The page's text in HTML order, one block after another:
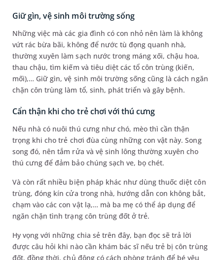
Giữ gìn, vệ sinh môi trường sống
Những việc mà các gia đình có con nhỏ nên làm là không
vứt rác bừa bãi, không để nước tù đọng quanh nhà,
thường xuyên làm sạch nước trong máng xối, chậu hoa,
thau chậu, tìm kiếm và tiêu diệt các tổ côn trùng (kiến,
mối),… Giữ gìn, vệ sinh môi trường sống cũng là cách ngăn
chặn côn trùng làm tổ, sinh, phát triển và gây bệnh.
Cẩn thận khi cho trẻ chơi với thú cưng
Nếu nhà có nuôi thú cưng như chó, mèo thì cần thận
trọng khi cho trẻ chơi đùa cùng những con vật này. Song
song đó, nên tắm rửa và vệ sinh lông thường xuyên cho
thú cưng để đảm bảo chúng sạch ve, bọ chét.
Và còn rất nhiều biện pháp khác như dùng thuốc diệt côn
trùng, đóng kín cửa trong nhà, hướng dẫn con không bắt,
chạm vào các con vật lạ,… mà ba mẹ có thể áp dụng để
ngăn chặn tình trạng côn trùng đốt ở trẻ.
Hy vọng với những chia sẻ trên đây, bạn đọc sẽ trả lời
được câu hỏi khi nào cần khám bác sĩ nếu trẻ bị côn trùng
đốt, đồng thời, chủ động có cách phòng tránh để bé yêu